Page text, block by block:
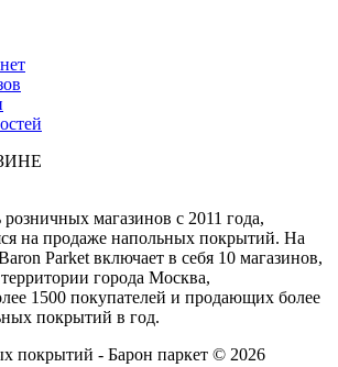
розничных магазинов с 2011 года,
на продаже напольных покрытий. На
Parket включает в себя 10 магазинов,
города Москва,
1500 покупателей и продающих более
покрытий в год.
покрытий - Барон паркет © 2026